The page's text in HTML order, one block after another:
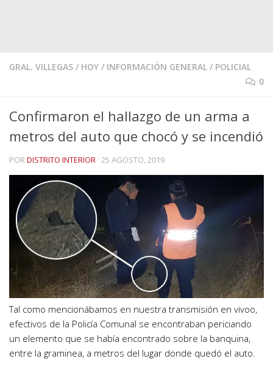
GRAL. VILLEGAS / HOY / INFORMACIÓN GENERAL / POLICIAL
0
Confirmaron el hallazgo de un arma a
metros del auto que chocó y se incendió
PORDISTRITO INTERIOR · 25 AGOSTO, 2019
Tal como mencionábamos en nuestra transmisión en vivoo,
efectivos de la Policía Comunal se encontraban periciando
un elemento que se había encontrado sobre la banquina,
entre la graminea, a metros del lugar donde quedó el auto.